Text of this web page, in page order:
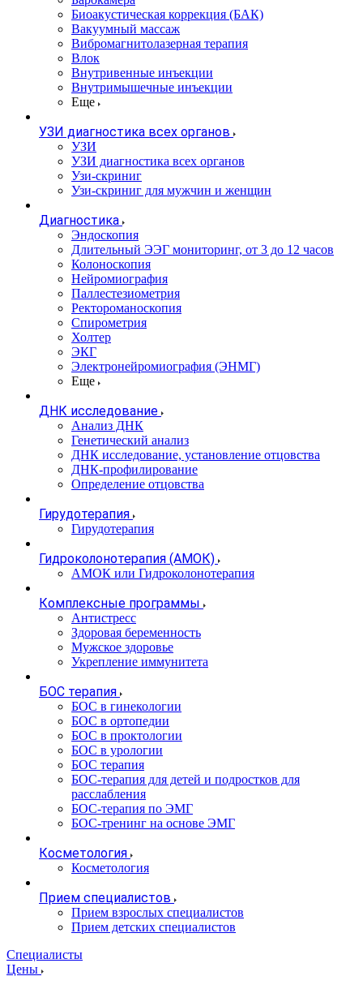
Биоакустическая коррекция (БАК)
Вакуумный массаж
Вибромагнитолазерная терапия
Влок
Внутривенные инъекции
Внутримышечные инъекции
Еще
УЗИ диагностика всех органов
УЗИ
УЗИ диагностика всех органов
Узи-скриниг
Узи-скриниг для мужчин и женщин
Диагностика
Эндоскопия
Длительный ЭЭГ мониторинг, от 3 до 12 часов
Колоноскопия
Нейромиография
Паллестезиометрия
Ректороманоскопия
Спирометрия
Холтер
ЭКГ
Электронейромиография (ЭНМГ)
Еще
ДНК исследование
Анализ ДНК
Генетический анализ
ДНК исследование, установление отцовства
ДНК-профилирование
Определение отцовства
Гирудотерапия
Гирудотерапия
Гидроколонотерапия (АМОК)
АМОК или Гидроколонотерапия
Комплексные программы
Антистресс
Здоровая беременность
Мужское здоровье
Укрепление иммунитета
БОС терапия
БОС в гинекологии
БОС в ортопедии
БОС в проктологии
БОС в урологии
БОС терапия
БОС-терапия для детей и подростков для
расслабления
БОС-терапия по ЭМГ
БОС-тренинг на основе ЭМГ
Косметология
Косметология
Прием специалистов
Прием взрослых специалистов
Прием детских специалистов
Специалисты
Цены